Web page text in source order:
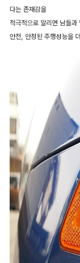
다는 존재감을
적극적으로 알리면 남들
안전, 안정된 주행성능을